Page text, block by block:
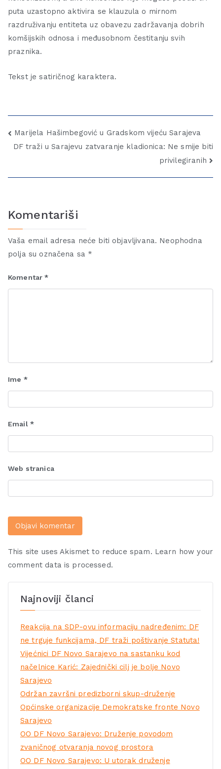
puta uzastopno aktivira se klauzula o mirnom
razdruživanju entiteta uz obavezu zadržavanja dobrih
komšijskih odnosa i međusobnom čestitanju svih
praznika.
Tekst je satiričnog karaktera.
Marijela Hašimbegović u Gradskom vijeću Sarajeva
DF traži u Sarajevu zatvaranje kladionica: Ne smije biti
privilegiranih
Komentariši
Vaša email adresa neće biti objavljivana. Neophodna
polja su označena sa *
Komentar*
Ime *
Email *
Web stranica
This site uses Akismet to reduce spam. Learn how your
comment data is processed.
Najnoviji članci
Reakcija na SDP-ovu informaciju nadređenim: DF
ne trguje funkcijama, DF traži poštivanje Statuta!
Vijećnici DF Novo Sarajevo na sastanku kod
načelnice Karić: Zajednički cilj je bolje Novo
Sarajevo
Održan završni predizborni skup-druženje
Općinske organizacije Demokratske fronte Novo
Sarajevo
OO DF Novo Sarajevo: Druženje povodom
zvaničnog otvaranja novog prostora
OO DF Novo Sarajevo: U utorak druženje